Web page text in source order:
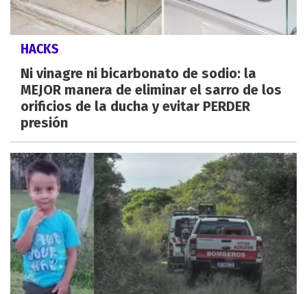
HACKS
Ni vinagre ni bicarbonato de sodio: la
MEJOR manera de eliminar el sarro de los
orificios de la ducha y evitar PERDER
presión